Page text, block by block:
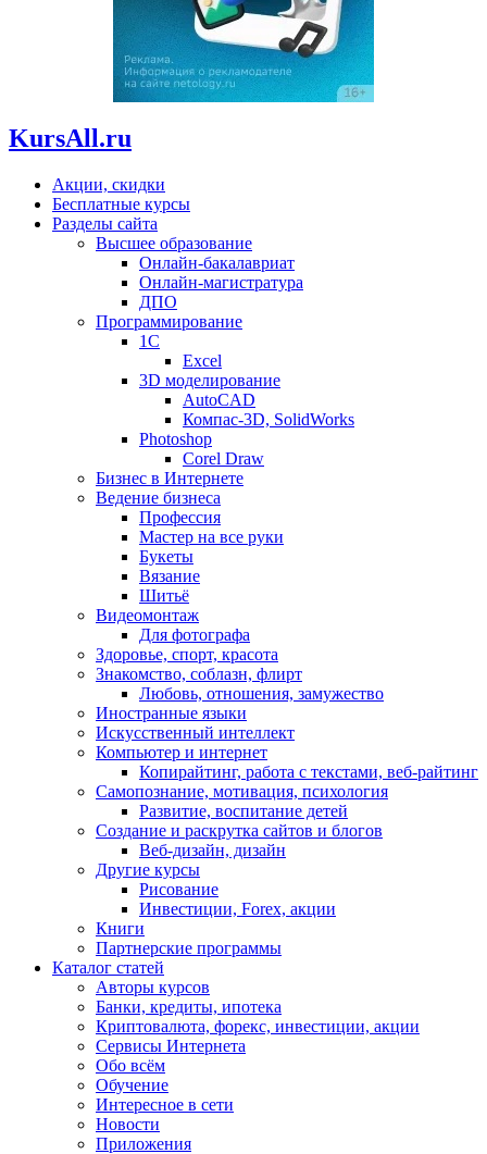
KursAll.ru
Акции, скидки
Бесплатные курсы
Разделы сайта
Высшее образование
Онлайн-бакалавриат
Онлайн-магистратура
ДПО
Программирование
1С
Excel
3D моделирование
AutoCAD
Компас-3D, SolidWorks
Photoshop
Corel Draw
Бизнес в Интернете
Ведение бизнеса
Профессия
Мастер на все руки
Букеты
Вязание
Шитьё
Видеомонтаж
Для фотографа
Здоровье, спорт, красота
Знакомство, соблазн, флирт
Любовь, отношения, замужество
Иностранные языки
Искусственный интеллект
Компьютер и интернет
Копирайтинг, работа с текстами, веб-райтинг
Самопознание, мотивация, психология
Развитие, воспитание детей
Создание и раскрутка сайтов и блогов
Веб-дизайн, дизайн
Другие курсы
Рисование
Инвестиции, Forex, акции
Книги
Партнерские программы
Каталог статей
Авторы курсов
Банки, кредиты, ипотека
Криптовалюта, форекс, инвестиции, акции
Сервисы Интернета
Обо всём
Обучение
Интересное в сети
Новости
Приложения